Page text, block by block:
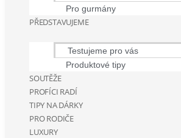
Pro gurmány
PŘEDSTAVUJEME
Testujeme pro vás
Produktové tipy
SOUTĚŽE
PROFÍCI RADÍ
TIPY NA DÁRKY
PRO RODIČE
LUXURY